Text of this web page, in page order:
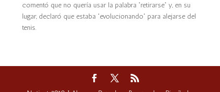
comentó que no quería usar la palabra “retirarse” y, en su
lugar, declaró que estaba “evolucionando” para alejarse del
tenis.